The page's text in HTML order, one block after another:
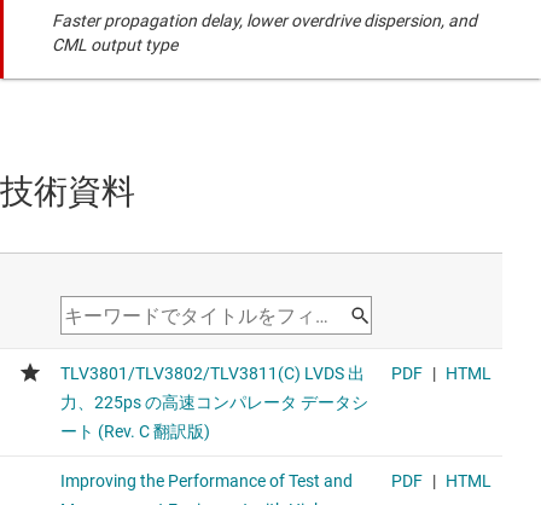
Faster propagation delay, lower overdrive dispersion, and
CML output type
技術資料